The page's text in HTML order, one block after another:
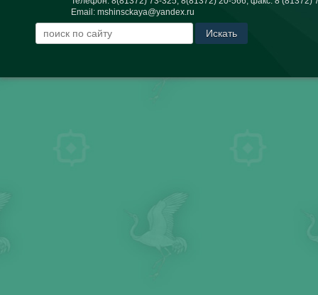
Email: mshinsckaya@yandex.ru